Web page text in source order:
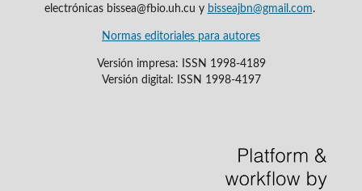
electrónicas bissea@fbio.uh.cu y bisseajbn@gmail.com.
Normas editoriales para autores
Versión impresa: ISSN 1998-4189
Versión digital: ISSN 1998-4197